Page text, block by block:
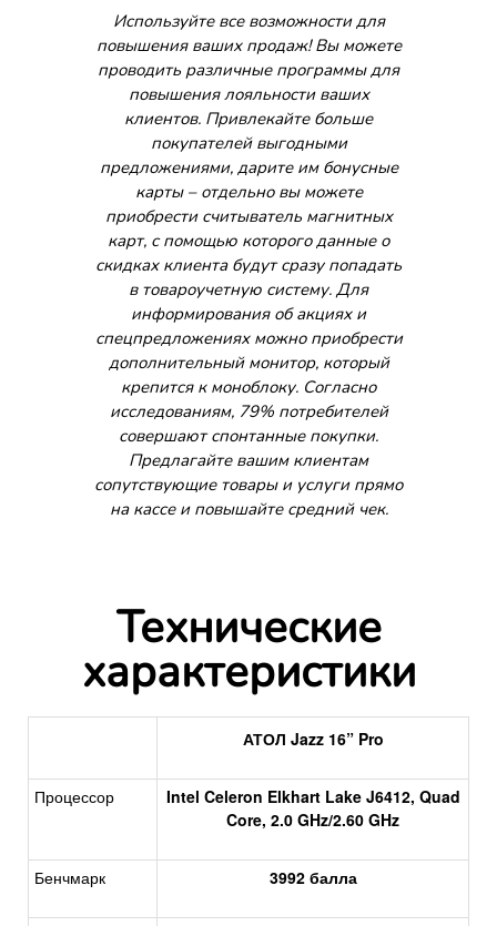
Используйте все возможности для
повышения ваших продаж! Вы можете
проводить различные программы для
повышения лояльности ваших
клиентов. Привлекайте больше
покупателей выгодными
предложениями, дарите им бонусные
карты – отдельно вы можете
приобрести считыватель магнитных
карт, с помощью которого данные о
скидках клиента будут сразу попадать
в товароучетную систему. Для
информирования об акциях и
спецпредложениях можно приобрести
дополнительный монитор, который
крепится к моноблоку. Согласно
исследованиям, 79% потребителей
совершают спонтанные покупки.
Предлагайте вашим клиентам
сопутствующие товары и услуги прямо
на кассе и повышайте средний чек.
Технические
характеристики
АТОЛ Jazz 16” Pro
Процессор
Intel Celeron Elkhart Lake J6412, Quad
Core, 2.0 GHz/2.60 GHz
Бенчмарк 3992 балла